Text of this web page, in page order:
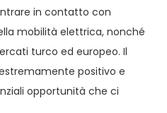
in contatto con
mobilità elettrica, nonché
turco ed europeo. Il
positivo e
opportunità che ci